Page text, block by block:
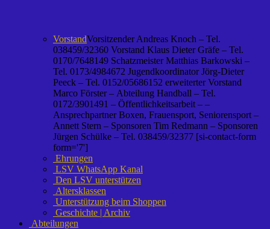
VorstandVorsitzender Andreas Knoch – Tel.
038459/32360 Vorstand Klaus Dieter Gräfe – Tel.
0170/7648149 Schatzmeister Matthias Barkowski –
Tel. 0173/4984672 Jugendkoordinator Jörg-Dieter
Peeck – Tel. 0152/05686152 erweiterter Vorstand
Marco Förster – Abteilung Handball – Tel.
0172/3901491 – Öffentlichkeitsarbeit – –
Ansprechpartner Boxen, Frauensport, Seniorensport –
Annett Stern – Sponsoren Tim Redmann – Sponsoren
Jürgen Schülke – Tel. 038459/32377 [si-contact-form
form='7']
Ehrungen
LSV WhatsApp Kanal
Den LSV unterstützen
Altersklassen
Unterstützung beim Shoppen
Geschichte | Archiv
Abteilungen